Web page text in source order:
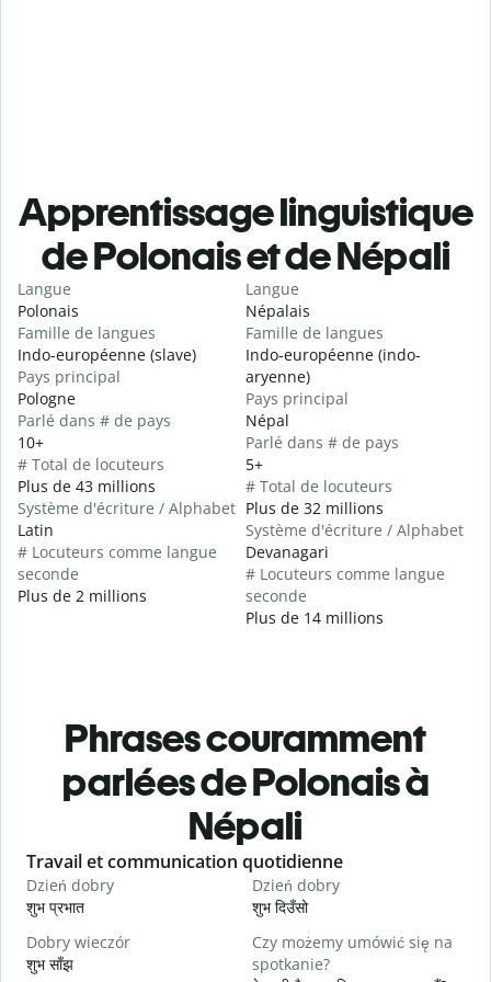
Apprentissage linguistique
de Polonais et de Népali
Langue
Polonais
Famille de langues
Indo-européenne (slave)
Pays principal
Pologne
Parlé dans # de pays
10+
# Total de locuteurs
Plus de 43 millions
Système d'écriture / Alphabet
Latin
# Locuteurs comme langue
seconde
Plus de 2 millions
Langue
Népalais
Famille de langues
Indo-européenne (indo-
aryenne)
Pays principal
Népal
Parlé dans # de pays
5+
# Total de locuteurs
Plus de 32 millions
Système d'écriture / Alphabet
Devanagari
# Locuteurs comme langue
seconde
Plus de 14 millions
Phrases couramment
parlées de Polonais à
Népali
Slide 1 of 6
Travail et communication quotidienne
Dzień dobry
शुभ प्रभात
Dzień dobry
शुभ दिउँसो
Dobry wieczór
शुभ साँझ
Czy możemy umówić się na
spotkanie?